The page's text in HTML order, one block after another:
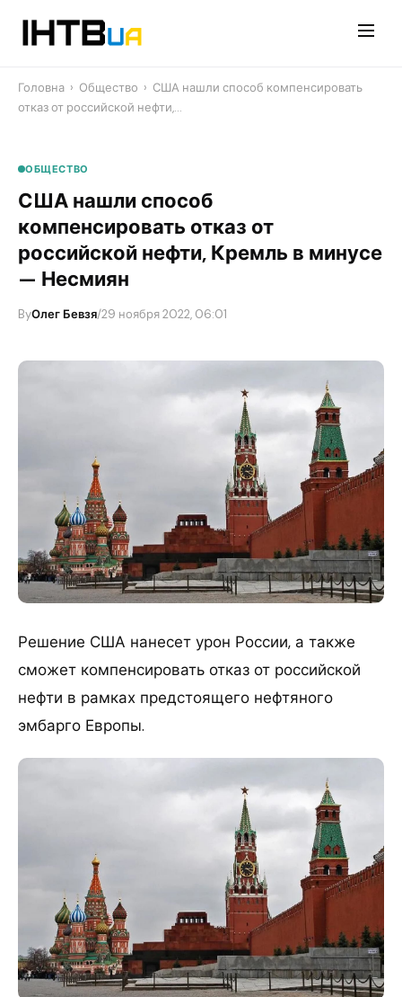
Головна › Общество › США нашли способ компенсировать
отказ от российской нефти,…
ОБЩЕСТВО
США нашли способ
компенсировать отказ от
российской нефти, Кремль в минусе
— Несмиян
ByОлег Бевзя/29 ноября 2022, 06:01
Решение США нанесет урон России, а также
сможет компенсировать отказ от российской
нефти в рамках предстоящего нефтяного
эмбарго Европы.